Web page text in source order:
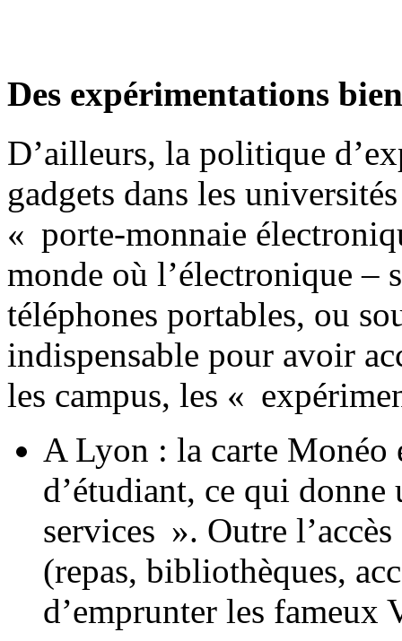
Des expérimentations
D’ailleurs, la politique
gadgets dans les
« porte-monnaie
monde où l’électronique –
téléphones portables, ou
indispensable pour avoir
les campus, les «
A Lyon : la carte Monéo
d’étudiant, ce qui
services ». Outre
(repas, bibliothèques,
d’emprunter les fameux